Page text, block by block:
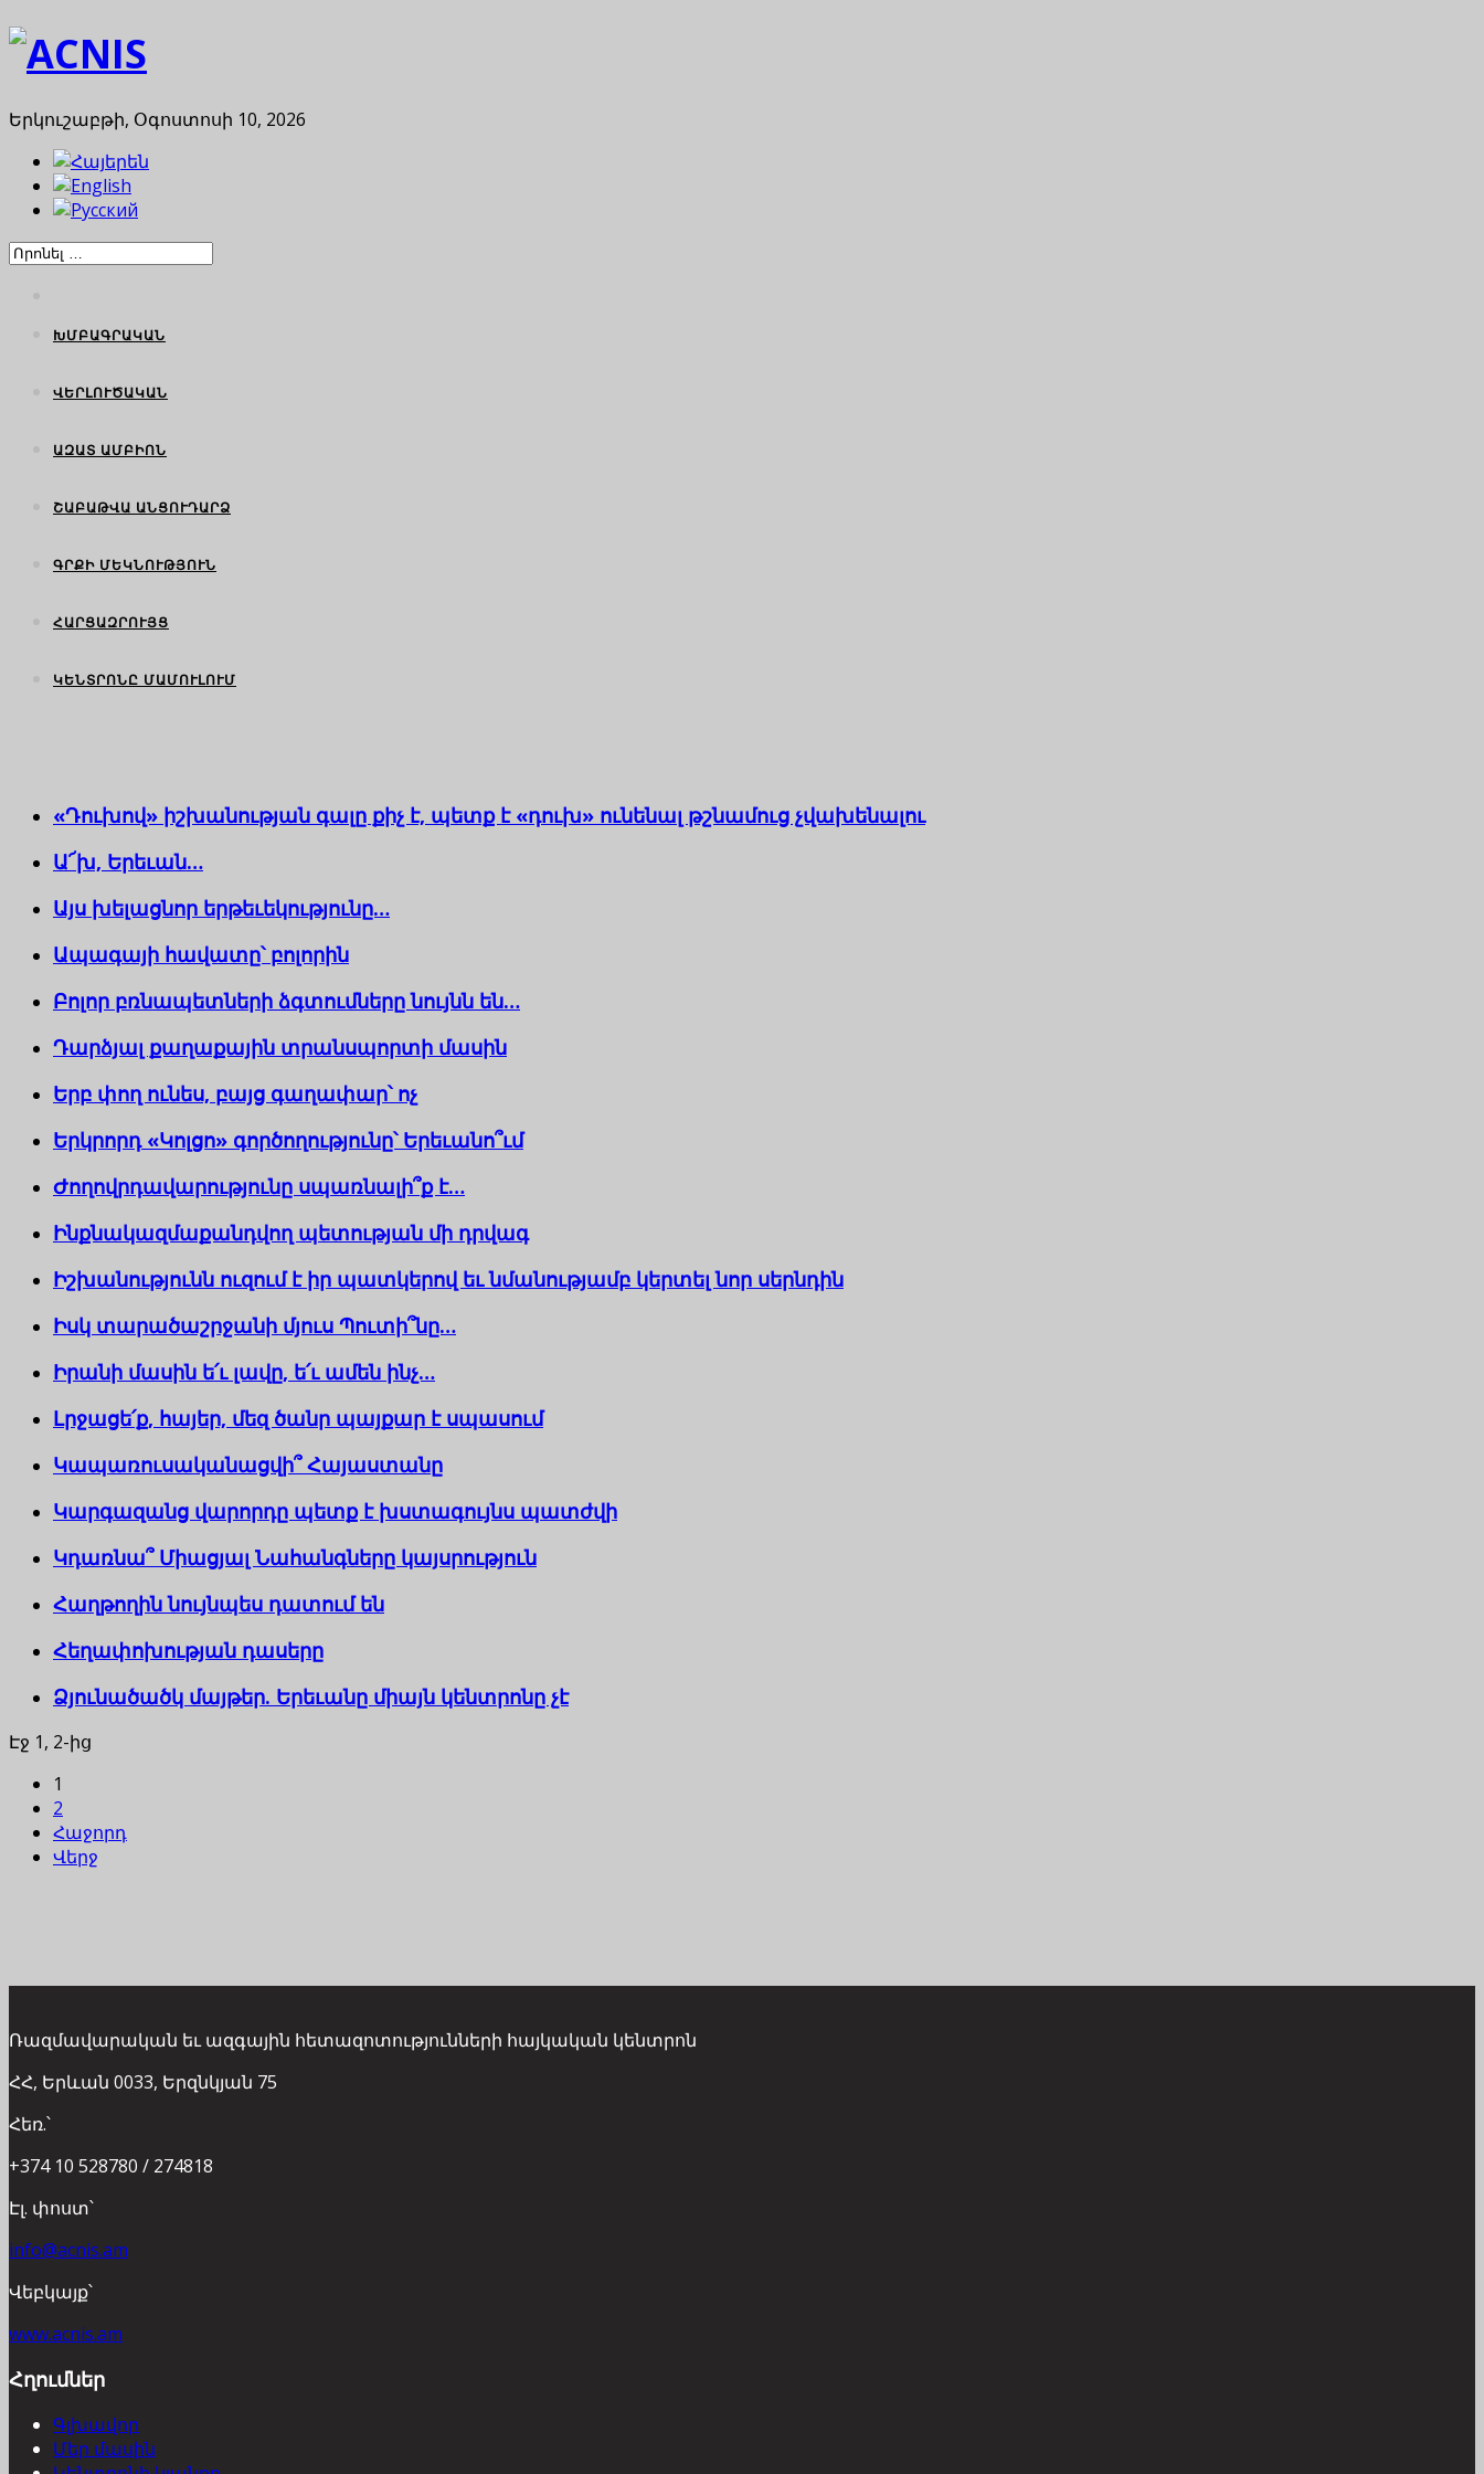
Երկուշաբթի, Օգոստոսի 10, 2026
ԽՄԲԱԳՐԱԿԱՆ
ՎԵՐԼՈՒԾԱԿԱՆ
ԱԶԱՏ ԱՄԲԻՈՆ
ՇԱԲԱԹՎԱ ԱՆՑՈՒԴԱՐՁ
ԳՐՔԻ ՄԵԿՆՈՒԹՅՈՒՆ
ՀԱՐՑԱԶՐՈՒՅՑ
ԿԵՆՏՐՈՆԸ ՄԱՄՈՒԼՈՒՄ
«Դուխով» իշխանության գալը քիչ է, պետք է «դուխ» ունենալ թշնամուց չվախենալու
Ա՜խ, Երեւան…
Այս խելացնոր երթեւեկությունը…
Ապագայի հավատը՝ բոլորին
Բոլոր բռնապետների ձգտումները նույնն են…
Դարձյալ քաղաքային տրանսպորտի մասին
Երբ փող ունես, բայց գաղափար՝ ոչ
Երկրորդ «Կոլցո» գործողությունը՝ Երեւանո՞ւմ
Ժողովրդավարությունը սպառնալի՞ք է…
Ինքնակազմաքանդվող պետության մի դրվագ
Իշխանությունն ուզում է իր պատկերով եւ նմանությամբ կերտել նոր սերնդին
Իսկ տարածաշրջանի մյուս Պուտի՞նը…
Իրանի մասին ե՛ւ լավը, ե՛ւ ամեն ինչ…
Լրջացե՛ք, հայեր, մեզ ծանր պայքար է սպասում
Կապառուսականացվի՞ Հայաստանը
Կարգազանց վարորդը պետք է խստագույնս պատժվի
Կդառնա՞ Միացյալ Նահանգները կայսրություն
Հաղթողին նույնպես դատում են
Հեղափոխության դասերը
Ձյունածածկ մայթեր. Երեւանը միայն կենտրոնը չէ
Էջ 1, 2-ից
1
2
Հաջորդ
Վերջ
Ռազմավարական եւ ազգային հետազոտությունների հայկական կենտրոն
ՀՀ, Երևան 0033, Երզնկյան 75
Հեռ.՝
+374 10 528780 / 274818
Էլ. փոստ՝
info@acnis.am
Վեբկայք՝
www.acnis.am
Հղումներ
Գլխավոր
Մեր մասին